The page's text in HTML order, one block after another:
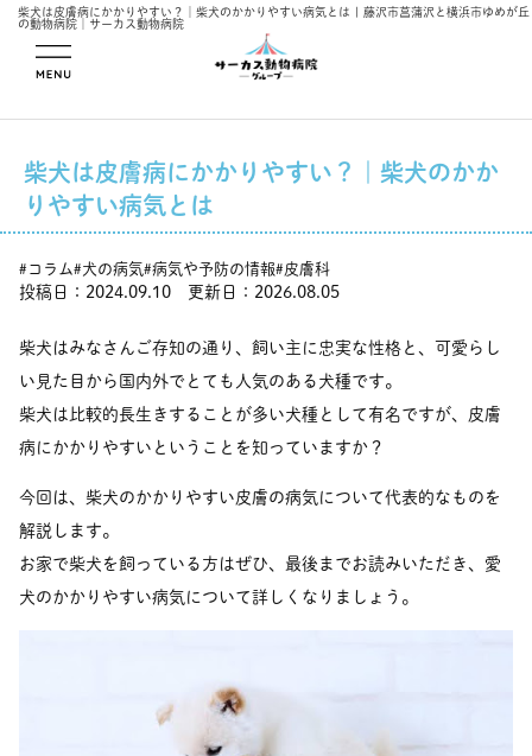
柴犬は皮膚病にかかりやすい？｜柴犬のかかりやすい病気とは | 藤沢市菖蒲沢と横浜市ゆめが丘
の動物病院｜サーカス動物病院
柴犬は皮膚病にかかりやすい？｜柴犬のかか
りやすい病気とは
# コラム#犬の病気#病気や予防の情報#皮膚科
投稿日：2024.09.10 更新日：2026.08.05
柴犬はみなさんご存知の通り、飼い主に忠実な性格と、可愛らし
い見た目から国内外でとても人気のある犬種です。
柴犬は比較的長生きすることが多い犬種として有名ですが、皮膚
病にかかりやすいということを知っていますか？
今回は、柴犬のかかりやすい皮膚の病気について代表的なものを
解説します。
お家で柴犬を飼っている方はぜひ、最後までお読みいただき、愛
犬のかかりやすい病気について詳しくなりましょう。